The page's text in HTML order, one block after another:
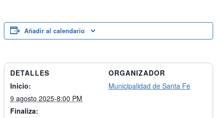
Añadir al calendario
DETALLES
Inicio:
9 agosto 2025-8:00 PM
Finaliza:
ORGANIZADOR
Municipalidad de Santa Fe